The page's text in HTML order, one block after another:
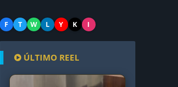
F T W L Y K I
ÚLTIMO REEL